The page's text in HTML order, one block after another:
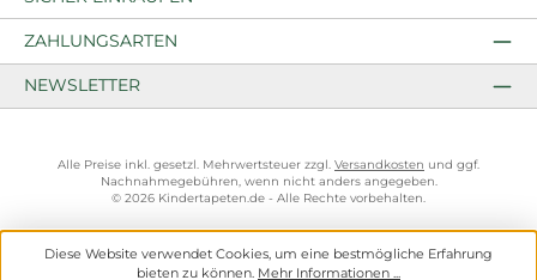
ZAHLUNGSARTEN
NEWSLETTER
Alle Preise inkl. gesetzl. Mehrwertsteuer zzgl. Versandkosten und ggf.
Nachnahmegebühren, wenn nicht anders angegeben.
© 2026 Kindertapeten.de - Alle Rechte vorbehalten.
Diese Website verwendet Cookies, um eine bestmögliche Erfahrung
bieten zu können. Mehr Informationen ...